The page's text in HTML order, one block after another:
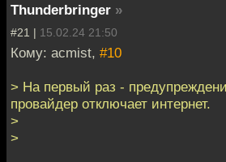
Thunderbringer »
#21 | 15.02.24 21:50
Кому: acmist, #10
> На первый раз -
провайдер отключает интернет.
>
>